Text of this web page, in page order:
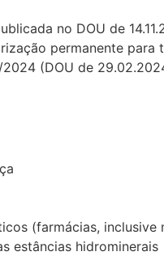
no DOU de
permanente
(DOU de
(farmácias, inclusive
estâncias hidrominerais